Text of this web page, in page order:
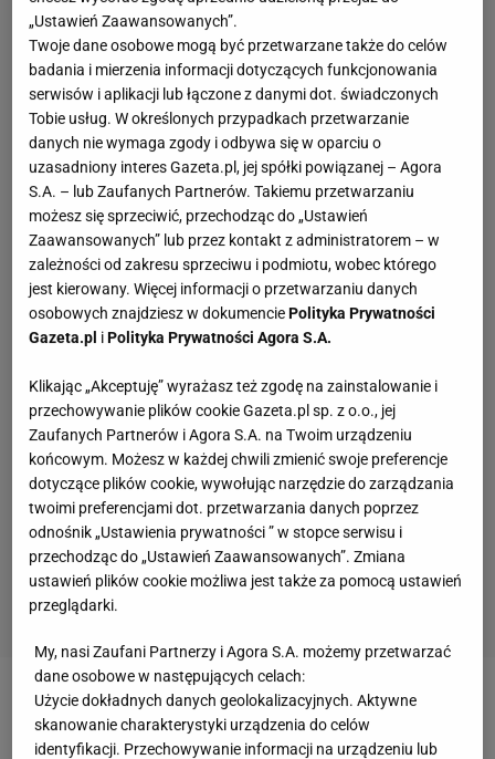
Zobacz wideoWojciech Szczęsny na ławce?! Kibice
odpowiadają Flickowi
„Ustawień Zaawansowanych”.
Twoje dane osobowe mogą być przetwarzane także do celów
badania i mierzenia informacji dotyczących funkcjonowania
serwisów i aplikacji lub łączone z danymi dot. świadczonych
Tobie usług. W określonych przypadkach przetwarzanie
danych nie wymaga zgody i odbywa się w oparciu o
uzasadniony interes Gazeta.pl, jej spółki powiązanej – Agora
S.A. – lub Zaufanych Partnerów. Takiemu przetwarzaniu
możesz się sprzeciwić, przechodząc do „Ustawień
Zaawansowanych” lub przez kontakt z administratorem – w
zależności od zakresu sprzeciwu i podmiotu, wobec którego
jest kierowany. Więcej informacji o przetwarzaniu danych
osobowych znajdziesz w dokumenciePolityka Prywatności
Gazeta.pl iPolityka Prywatności Agora S.A.
Klikając „Akceptuję” wyrażasz też zgodę na zainstalowanie i
przechowywanie plików cookie Gazeta.pl sp. z o.o., jej
Zaufanych Partnerów i Agora S.A. na Twoim urządzeniu
końcowym. Możesz w każdej chwili zmienić swoje preferencje
dotyczące plików cookie, wywołując narzędzie do zarządzania
twoimi preferencjami dot. przetwarzania danych poprzez
odnośnik „Ustawienia prywatności ” w stopce serwisu i
przechodząc do „Ustawień Zaawansowanych”. Zmiana
ustawień plików cookie możliwa jest także za pomocą ustawień
przeglądarki.
My, nasi Zaufani Partnerzy i Agora S.A. możemy przetwarzać
dane osobowe w następujących celach:
Użycie dokładnych danych geolokalizacyjnych. Aktywne
skanowanie charakterystyki urządzenia do celów
identyfikacji. Przechowywanie informacji na urządzeniu lub